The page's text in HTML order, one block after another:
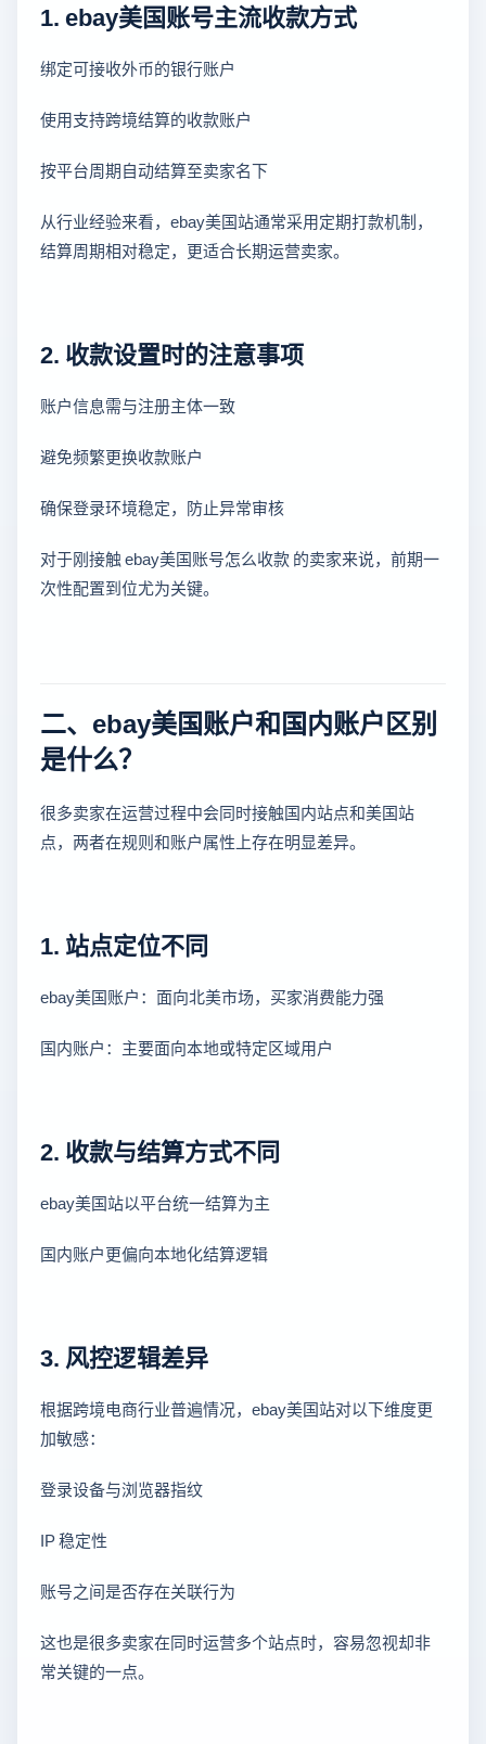
1. ebay美国账号主流收款方式
绑定可接收外币的银行账户
使用支持跨境结算的收款账户
按平台周期自动结算至卖家名下
从行业经验来看，ebay美国站通常采用定期打款机制，
结算周期相对稳定，更适合长期运营卖家。
2. 收款设置时的注意事项
账户信息需与注册主体一致
避免频繁更换收款账户
确保登录环境稳定，防止异常审核
对于刚接触 ebay美国账号怎么收款 的卖家来说，前期一
次性配置到位尤为关键。
二、ebay美国账户和国内账户区别
是什么？
很多卖家在运营过程中会同时接触国内站点和美国站
点，两者在规则和账户属性上存在明显差异。
1. 站点定位不同
ebay美国账户：面向北美市场，买家消费能力强
国内账户：主要面向本地或特定区域用户
2. 收款与结算方式不同
ebay美国站以平台统一结算为主
国内账户更偏向本地化结算逻辑
3. 风控逻辑差异
根据跨境电商行业普遍情况，ebay美国站对以下维度更
加敏感：
登录设备与浏览器指纹
IP 稳定性
账号之间是否存在关联行为
这也是很多卖家在同时运营多个站点时，容易忽视却非
常关键的一点。